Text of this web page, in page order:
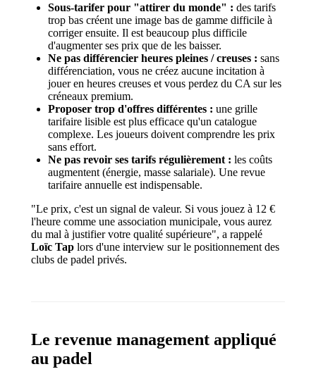
Sous-tarifer pour "attirer du monde" : des tarifs
trop bas créent une image bas de gamme difficile à
corriger ensuite. Il est beaucoup plus difficile
d'augmenter ses prix que de les baisser.
Ne pas différencier heures pleines / creuses : sans
différenciation, vous ne créez aucune incitation à
jouer en heures creuses et vous perdez du CA sur les
créneaux premium.
Proposer trop d'offres différentes : une grille
tarifaire lisible est plus efficace qu'un catalogue
complexe. Les joueurs doivent comprendre les prix
sans effort.
Ne pas revoir ses tarifs régulièrement : les coûts
augmentent (énergie, masse salariale). Une revue
tarifaire annuelle est indispensable.
"Le prix, c'est un signal de valeur. Si vous jouez à 12 €
l'heure comme une association municipale, vous aurez
du mal à justifier votre qualité supérieure", a rappelé
Loïc Tap lors d'une interview sur le positionnement des
clubs de padel privés.
Le revenue management appliqué
au padel